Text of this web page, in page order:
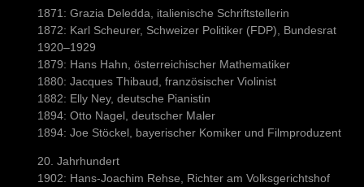
1871: Grazia Deledda, italienische Schriftstellerin
1872: Karl Scheurer, Schweizer Politiker (FDP), Bundesrat
1920–1929
1879: Hans Hahn, österreichischer Mathematiker
1880: Jacques Thibaud, französischer Violinist
1882: Elly Ney, deutsche Pianistin
1894: Otto Nagel, deutscher Maler
1894: Joe Stöckel, bayerischer Komiker und Filmproduzent
20. Jahrhundert
1902: Hans-Joachim Rehse, Richter am Volksgerichtshof